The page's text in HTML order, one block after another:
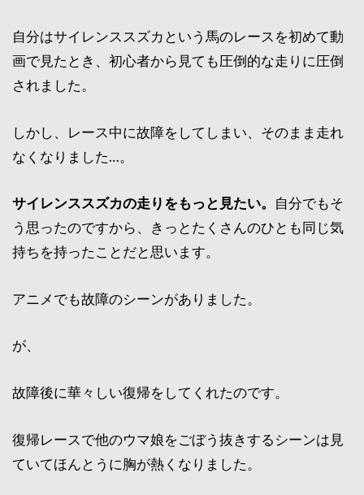
自分はサイレンススズカという馬のレースを初めて動
画で見たとき、初心者から見ても圧倒的な走りに圧倒
されました。
しかし、レース中に故障をしてしまい、そのまま走れ
なくなりました…。
サイレンススズカの走りをもっと見たい。 自分でもそ
う思ったのですから、きっとたくさんのひとも同じ気
持ちを持ったことだと思います。
アニメでも故障のシーンがありました。
が、
故障後に華々しい復帰をしてくれたのです。
復帰レースで他のウマ娘をごぼう抜きするシーンは見
ていてほんとうに胸が熱くなりました。